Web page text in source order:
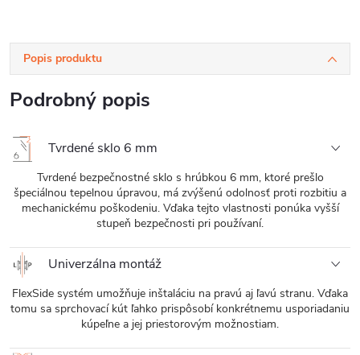
Popis produktu
Podrobný popis
Tvrdené sklo 6 mm
Tvrdené bezpečnostné sklo s hrúbkou 6 mm, ktoré prešlo
špeciálnou tepelnou úpravou, má zvýšenú odolnosť proti rozbitiu a
mechanickému poškodeniu. Vďaka tejto vlastnosti ponúka vyšší
stupeň bezpečnosti pri používaní.
Univerzálna montáž
FlexSide systém umožňuje inštaláciu na pravú aj ľavú stranu. Vďaka
tomu sa sprchovací kút ľahko prispôsobí konkrétnemu usporiadaniu
kúpeľne a jej priestorovým možnostiam.